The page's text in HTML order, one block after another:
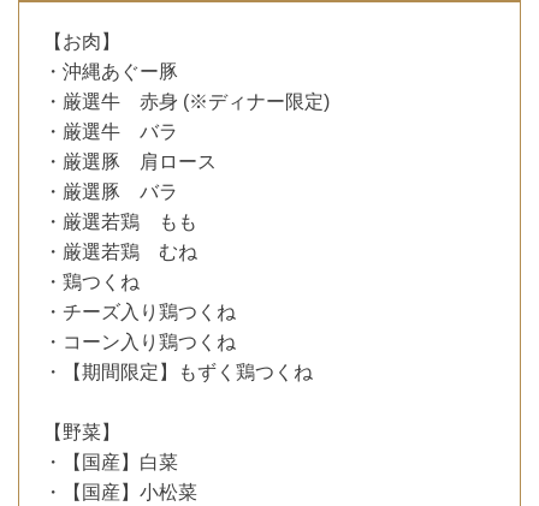
【お肉】
・沖縄あぐー豚
・厳選牛 赤身 (※ディナー限定)
・厳選牛 バラ
・厳選豚 肩ロース
・厳選豚 バラ
・厳選若鶏 もも
・厳選若鶏 むね
・鶏つくね
・チーズ入り鶏つくね
・コーン入り鶏つくね
・【期間限定】もずく鶏つくね
【野菜】
・【国産】白菜
・【国産】小松菜